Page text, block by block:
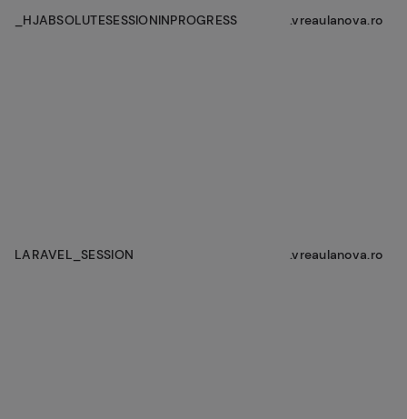
_HJABSOLUTESESSIONINPROGRESS .vreaulanova.ro
LARAVEL_SESSION .vreaulanova.ro